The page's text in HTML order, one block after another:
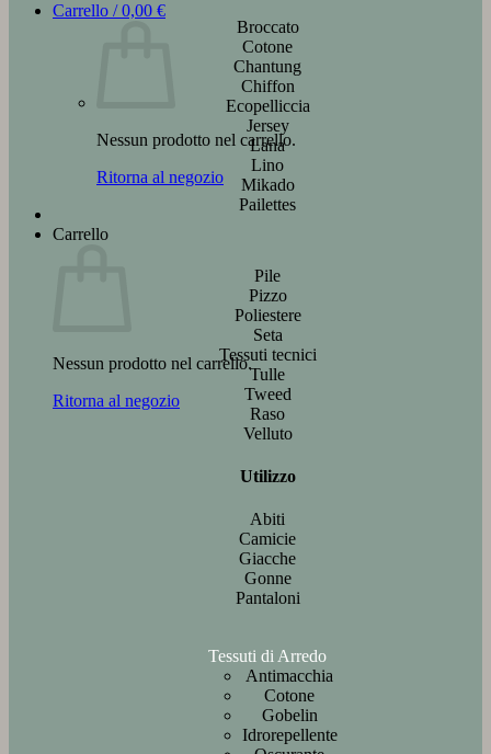
Carrello /0,00 €
Nessun prodotto nel carrello.
Ritorna al negozio
Carrello
Nessun prodotto nel carrello.
Ritorna al negozio
Broccato
Cotone
Chantung
Chiffon
Ecopelliccia
Jersey
Lana
Lino
Mikado
Pailettes
Pile
Pizzo
Poliestere
Seta
Tessuti tecnici
Tulle
Tweed
Raso
Velluto
Utilizzo
Abiti
Camicie
Giacche
Gonne
Pantaloni
Tessuti di Arredo
Antimacchia
Cotone
Gobelin
Idrorepellente